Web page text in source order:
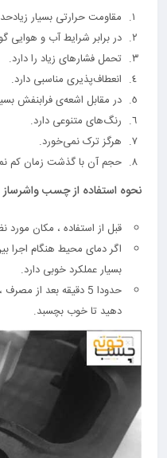
مقاومت حرارتی بسیار زیادحداکثر تا
در برابر شرایط آب و هوایی
تحمل فشارهای زیاد را دارد.
انعطاف‌پذیری مناسبی دارد.
در مقابل اشعه‌ی فرابنفش
رنگ‌های متنوعی دارد.
هرگز ترک نمی‌خورد.
حجم آن با گذشت زمان کم
نحوه استفاده از چسب واشرساز
قبل از استفاده ، مکان مورد
بسیار عملکرد خوبی دارد.
حدودا 5 دقیقه بعد
دهید تا خوب بچسبد.